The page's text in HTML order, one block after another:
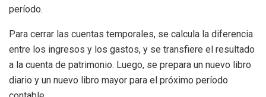
período.
Para cerrar las cuentas temporales, se calcula la diferencia
entre los ingresos y los gastos, y se transfiere el resultado
a la cuenta de patrimonio. Luego, se prepara un nuevo libro
diario y un nuevo libro mayor para el próximo período